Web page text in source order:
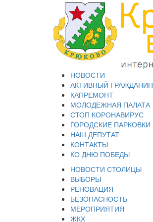
НОВОСТИ
АКТИВНЫЙ ГРАЖДАНИН
КАПРЕМОНТ
МОЛОДЕЖНАЯ ПАЛАТА
СТОП КОРОНАВИРУС
ГОРОДСКИЕ ПАРКОВКИ
НАШ ДЕПУТАТ
КОНТАКТЫ
КО ДНЮ ПОБЕДЫ
НОВОСТИ СТОЛИЦЫ
ВЫБОРЫ
РЕНОВАЦИЯ
БЕЗОПАСНОСТЬ
МЕРОПРИЯТИЯ
ЖКХ